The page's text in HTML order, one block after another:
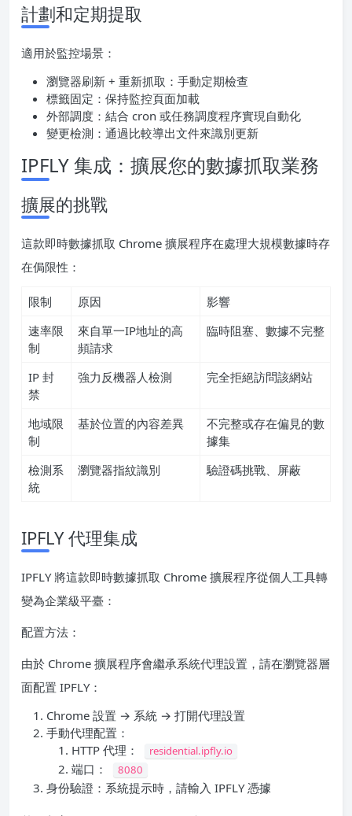
計劃和定期提取
適用於監控場景：
瀏覽器刷新 + 重新抓取：手動定期檢查
標籤固定：保持監控頁面加載
外部調度：結合 cron 或任務調度程序實現自動化
變更檢測：通過比較導出文件來識別更新
IPFLY 集成：擴展您的數據抓取業務
擴展的挑戰
這款即時數據抓取 Chrome 擴展程序在處理大規模數據時存
在侷限性：
限制 原因
影響
速率限
制
來自單一IP地址的高
頻請求
臨時阻塞、數據不完整
IP 封
禁
強力反機器人檢測 完全拒絕訪問該網站
地域限
制
基於位置的內容差異
不完整或存在偏見的數
據集
檢測系
統
瀏覽器指紋識別 驗證碼挑戰、屏蔽
IPFLY 代理集成
IPFLY 將這款即時數據抓取 Chrome 擴展程序從個人工具轉
變為企業級平臺：
配置方法：
由於 Chrome 擴展程序會繼承系統代理設置，請在瀏覽器層
面配置 IPFLY：
Chrome 設置 → 系統 → 打開代理設置
手動代理配置：
HTTP 代理：
residential.ipfly.io
端口： 8080
身份驗證：系統提示時，請輸入 IPFLY 憑據